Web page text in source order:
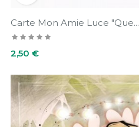
Carte Mon Amie Luce "Que...
Prix
2,50 €